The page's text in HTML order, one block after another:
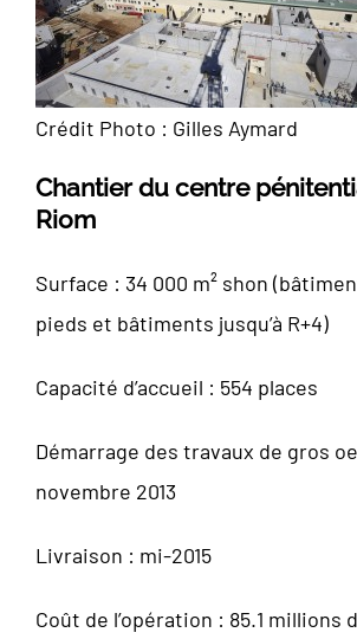
Crédit Photo : Gilles Aymard
Chantier du centre
Riom
Surface : 34 000 m² shon
pieds et bâtiments jusqu’à R+4)
Capacité d’accueil : 554 places
Démarrage des travaux de gros
novembre 2013
Livraison : mi-2015
Coût de l’opération : 85.1 millions